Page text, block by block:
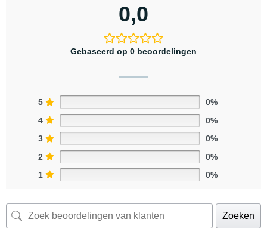
0,0
Gebaseerd op 0 beoordelingen
5
0%
4
0%
3
0%
2
0%
1
0%
Zoeken